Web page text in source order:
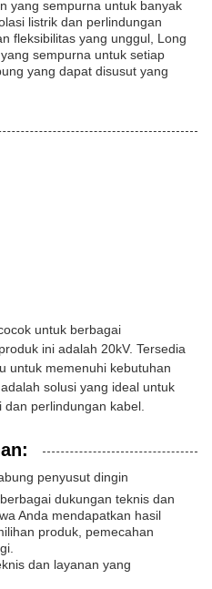
yang sempurna untuk banyak
listrik dan perlindungan
fleksibilitas yang unggul, Long
sempurna untuk setiap
yang dapat disusut yang
untuk berbagai
ini adalah 20kV. Tersedia
untuk memenuhi kebutuhan
solusi yang ideal untuk
perlindungan kabel.
penyusut dingin
dukungan teknis dan
Anda mendapatkan hasil
produk, pemecahan
dan layanan yang